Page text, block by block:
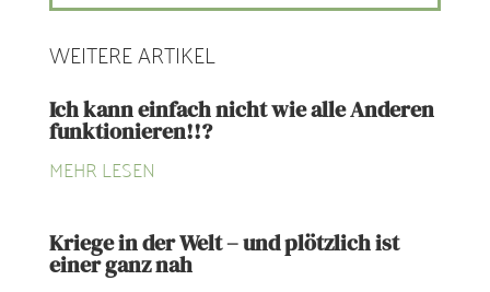
WEITERE ARTIKEL
Ich kann einfach nicht wie alle Anderen
funktionieren!!?
MEHR LESEN
Kriege in der Welt – und plötzlich ist
einer ganz nah